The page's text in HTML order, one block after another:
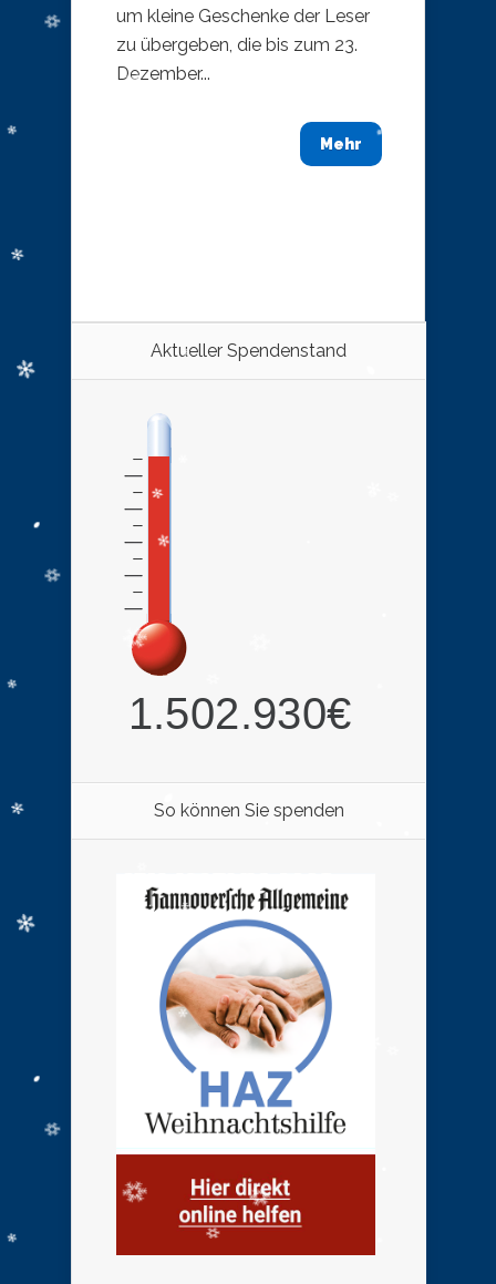
um kleine Geschenke der Leser
zu übergeben, die bis zum 23.
Dezember...
Mehr
Aktueller Spendenstand
So können Sie spenden